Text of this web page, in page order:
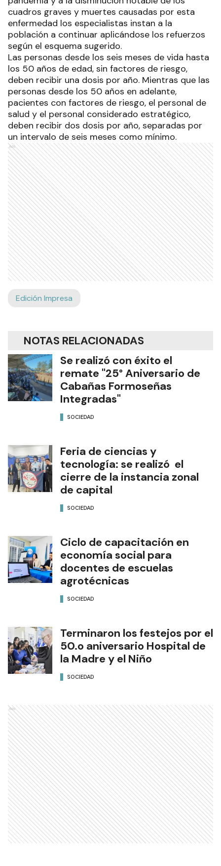
cuadros graves y muertes causadas por esta
enfermedad los especialistas instan a la
población a continuar aplicándose los refuerzos
según el esquema sugerido.
Las personas desde los seis meses de vida hasta
los 50 años de edad, sin factores de riesgo,
deben recibir una dosis por año. Mientras que las
personas desde los 50 años en adelante,
pacientes con factores de riesgo, el personal de
salud y el personal considerado estratégico,
deben recibir dos dosis por año, separadas por
un intervalo de seis meses como mínimo.
Ads
Edición Impresa
NOTAS RELACIONADAS
Se realizó con éxito el
remate "25° Aniversario de
Cabañas Formoseñas
Integradas"
SOCIEDAD
Feria de ciencias y
tecnología: se realizó el
cierre de la instancia zonal
de capital
SOCIEDAD
Ciclo de capacitación en
economía social para
docentes de escuelas
agrotécnicas
SOCIEDAD
Terminaron los festejos por el
50.o aniversario Hospital de
la Madre y el Niño
SOCIEDAD
Ads